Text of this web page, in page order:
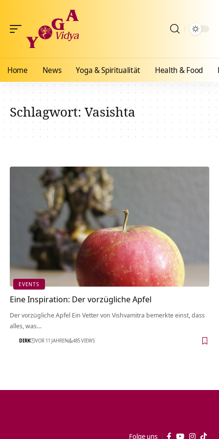
Home News Yoga & Spiritualität Health & Food
Schlagwort:Vasishta
EVENTS
Eine Inspiration: Der vorzügliche Apfel
Der vorzügliche Apfel Ein Vetter von Vishvamitra bemerkte einst, dass
alles, was…
DIRK VOR 11 JAHREN 485 VIEWS
Folge uns